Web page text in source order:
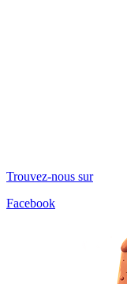
Trouvez-nous sur
Facebook